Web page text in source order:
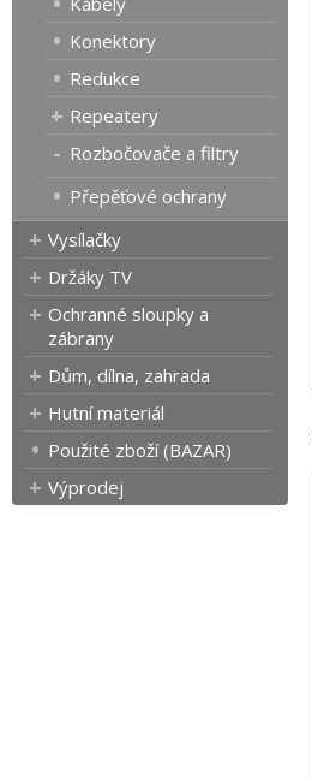
Konektory
Redukce
Repeatery
Rozbočovače a filtry
Přepěťové ochrany
Vysílačky
Držáky TV
Ochranné sloupky a
zábrany
Dům, dílna, zahrada
Hutní materiál
Použité zboží (BAZAR)
Výprodej